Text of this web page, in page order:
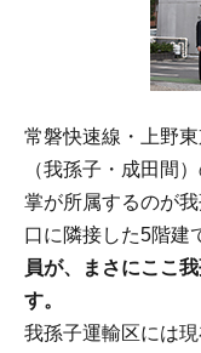
常磐快速線・上野
（我孫子・成田間
掌が所属するのが
口に隣接した5階建
員が、まさにここ
す。
我孫子運輸区には